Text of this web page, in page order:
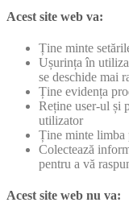
Acest site web va:
Ține minte
Ușurința în
se deschide mai
Ține evidența
Reține user-ul și
utilizator
Ține minte limba
Colectează
pentru a vă
Acest site web nu va: